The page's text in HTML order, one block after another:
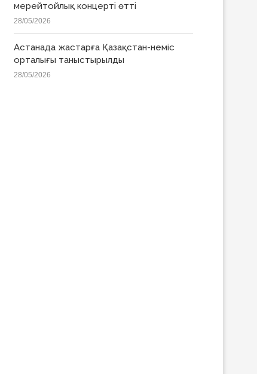
мерейтойлық концерті өтті
28/05/2026
Астанада жастарға Қазақстан-неміс
орталығы таныстырылды
28/05/2026